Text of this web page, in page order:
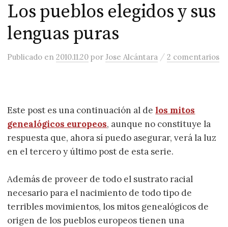
Los pueblos elegidos y sus
lenguas puras
Publicado en2010.11.20 porJose Alcántara /2 comentarios
Este post es una continuación al delos mitos
genealógicos europeos, aunque no constituye la
respuesta que, ahora sí puedo asegurar, verá la luz
en el tercero y último post de esta serie.
Además de proveer de todo el sustrato racial
necesario para el nacimiento de todo tipo de
terribles movimientos, los mitos genealógicos de
origen de los pueblos europeos tienen una